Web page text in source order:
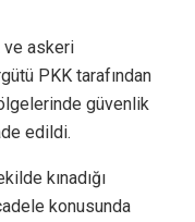
ve askeri
PKK tarafından
güvenlik
edildi.
kınadığı
konusunda